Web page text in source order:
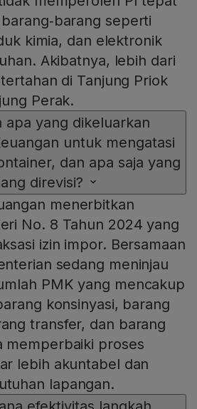
seperti
kimia, dan elektronik
Akibatnya, lebih dari
di Tanjung Priok
Perak.
apa yang dikeluarkan
untuk mengatasi
dan apa saja yang
direvisi?
menerbitkan
No. 8 Tahun 2024 yang
izin impor. Bersamaan
sedang meninjau
PMK yang mencakup
konsinyasi, barang
transfer, dan barang
memperbaiki proses
lebih akuntabel dan
lapangan.